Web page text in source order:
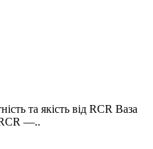
та якість від RCR Ваза
RCR —..